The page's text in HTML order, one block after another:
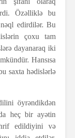
Özəlliklə bu
edirdilər. Bu
çoxu tam
dayanaraq iki
Hansısa
saxta hədislərlə
öyrəndikdən
heç bir ayətin
edildiyini və